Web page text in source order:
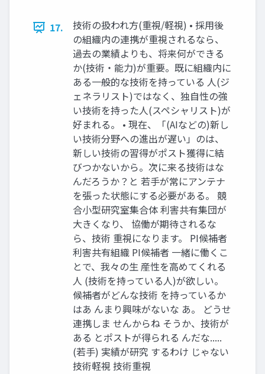
17.
技術の扱われ⽅(重視/軽視) • 採⽤後
の組織内の連携が重視されるなら、
過去の業績よりも、将来何ができる
か(技術・能⼒)が重要。既に組織内に
ある⼀般的な技術を持っている ⼈(ジ
ェネラリスト)ではなく、独⾃性の強
い技術を持った⼈(スペシャリスト)が
好まれる。 • 現在、「(AIなどの)新し
い技術分野への進出が遅い」のは、
新しい技術の習得がポスト獲得に結
びつかないから。次に来る技術はな
んだろうか？と 若⼿が常にアンテナ
を張った状態にする必要がある。 競
合⼩型研究室集合体 利害共有集団が
⼤きくなり、 協働が期待されるな
ら、技術 重視になります。 PI候補者
利害共有組織 PI候補者 ⼀緒に働くこ
とで、我々の⽣ 産性を⾼めてくれる
⼈ (技術を持っている⼈)が欲しい。
候補者がどんな技術 を持っているか
はあ んまり興味がないな あ。 どうせ
連携しま せんからね そうか、技術が
ある とポストが得られる んだな.....
(若⼿) 実績が研究 するわけ じゃない
技術軽視 技術重視